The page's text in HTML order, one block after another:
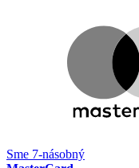
Sme 7-násobný